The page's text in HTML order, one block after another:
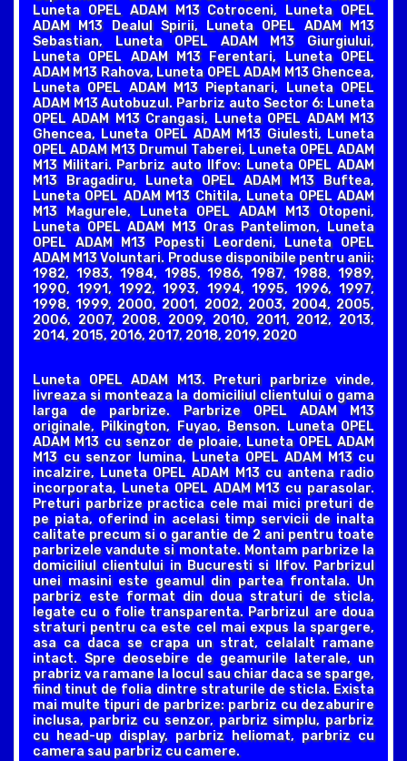
Luneta OPEL ADAM M13 Cotroceni, Luneta OPEL
ADAM M13 Dealul Spirii, Luneta OPEL ADAM M13
Sebastian, Luneta OPEL ADAM M13 Giurgiului,
Luneta OPEL ADAM M13 Ferentari, Luneta OPEL
ADAM M13 Rahova, Luneta OPEL ADAM M13 Ghencea,
Luneta OPEL ADAM M13 Pieptanari, Luneta OPEL
ADAM M13 Autobuzul. Parbriz auto Sector 6: Luneta
OPEL ADAM M13 Crangasi, Luneta OPEL ADAM M13
Ghencea, Luneta OPEL ADAM M13 Giulesti, Luneta
OPEL ADAM M13 Drumul Taberei, Luneta OPEL ADAM
M13 Militari. Parbriz auto Ilfov: Luneta OPEL ADAM
M13 Bragadiru, Luneta OPEL ADAM M13 Buftea,
Luneta OPEL ADAM M13 Chitila, Luneta OPEL ADAM
M13 Magurele, Luneta OPEL ADAM M13 Otopeni,
Luneta OPEL ADAM M13 Oras Pantelimon, Luneta
OPEL ADAM M13 Popesti Leordeni, Luneta OPEL
ADAM M13 Voluntari. Produse disponibile pentru anii:
1982, 1983, 1984, 1985, 1986, 1987, 1988, 1989,
1990, 1991, 1992, 1993, 1994, 1995, 1996, 1997,
1998, 1999, 2000, 2001, 2002, 2003, 2004, 2005,
2006, 2007, 2008, 2009, 2010, 2011, 2012, 2013,
2014, 2015, 2016, 2017, 2018, 2019, 2020
Luneta OPEL ADAM M13. Preturi parbrize vinde,
livreaza si monteaza la domiciliul clientului o gama
larga de parbrize. Parbrize OPEL ADAM M13
originale, Pilkington, Fuyao, Benson. Luneta OPEL
ADAM M13 cu senzor de ploaie, Luneta OPEL ADAM
M13 cu senzor lumina, Luneta OPEL ADAM M13 cu
incalzire, Luneta OPEL ADAM M13 cu antena radio
incorporata, Luneta OPEL ADAM M13 cu parasolar.
Preturi parbrize practica cele mai mici preturi de
pe piata, oferind in acelasi timp servicii de inalta
calitate precum si o garantie de 2 ani pentru toate
parbrizele vandute si montate. Montam parbrize la
domiciliul clientului in Bucuresti si Ilfov. Parbrizul
unei masini este geamul din partea frontala. Un
parbriz este format din doua straturi de sticla,
legate cu o folie transparenta. Parbrizul are doua
straturi pentru ca este cel mai expus la spargere,
asa ca daca se crapa un strat, celalalt ramane
intact. Spre deosebire de geamurile laterale, un
prabriz va ramane la locul sau chiar daca se sparge,
fiind tinut de folia dintre straturile de sticla. Exista
mai multe tipuri de parbrize: parbriz cu dezaburire
inclusa, parbriz cu senzor, parbriz simplu, parbriz
cu head-up display, parbriz heliomat, parbriz cu
camera sau parbriz cu camere.